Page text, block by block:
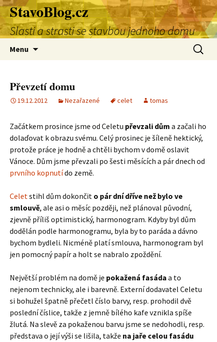
Přejít
k
obsahu
webu
StavoBlog.cz
Slasti a strasti se stavbou jednoho domu
Menu
Převzetí domu
19.12.2012 Nezařazené celet tomas
Začátkem prosince jsme od Celetu převzali dům a začali ho
dolaďovat k obrazu svému. Celý prosinec je šíleně hektický,
protože práce je hodně a chtěli bychom v domě oslavit
Vánoce. Dům jsme převzali po šesti měsících a pár dnech od
prvního kopnutído země.
Celetstihl dům dokončit o pár dní dříve než bylo ve
smlouvě, ale asi o měsíc později, než plánoval původní,
zjevně příliš optimistický, harmonogram. Kdyby byl dům
dodělán podle harmonogramu, byla by to paráda a dávno
bychom bydleli. Nicméně platí smlouva, harmonogram byl
jen pomocný papír a holt se nabralo zpoždění.
Největší problém na domě je pokažená fasáda a to
nejenom technicky, ale i barevně. Externí dodavatel Celetu
si bohužel špatně přečetl číslo barvy, resp. prohodil dvě
poslední číslice, takže z jemně bílého kafe vznikla spíše
žlutá. Na slevě za pokaženou barvu jsme se nedohodli, resp.
představa o její výši se lišila, takže na jaře celou fasádu